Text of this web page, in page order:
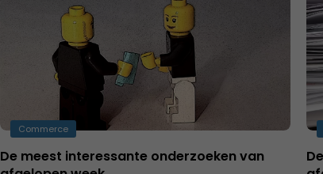
Commerce
De meest interessante onderzoeken van